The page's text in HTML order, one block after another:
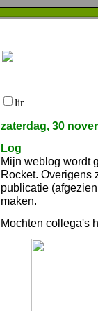
zaterdag, 30
Log
Mijn weblog wordt
Rocket. Overigens
publicatie
maken.
Mochten collega's